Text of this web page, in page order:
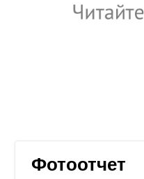
Фотоотчет